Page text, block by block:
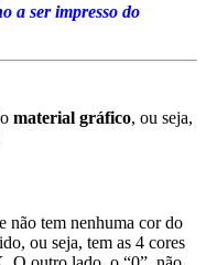
a ser impresso do
material gráfico, ou seja,
não tem nenhuma cor do
ou seja, tem as 4 cores